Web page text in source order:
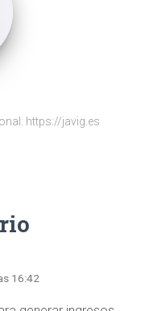
https://javig.es
16:42